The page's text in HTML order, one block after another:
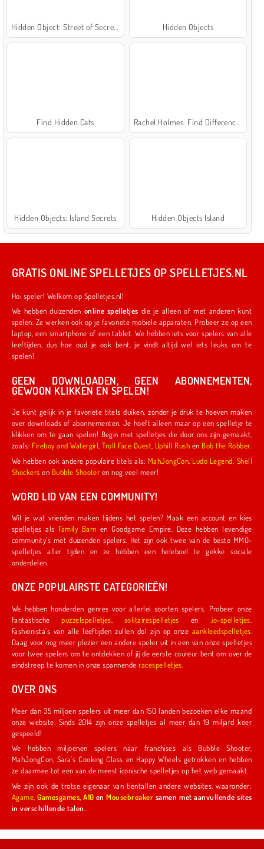
Hidden Objects
Find Hidden Cats
Hidden Objects: Island Secrets Hidden Objects Island
GRATIS ONLINE SPELLETJES OP SPELLETJES.NL
Hoi speler! Welkom op Spelletjes.nl!
We hebben duizenden online spelletjes die je alleen of met anderen kunt
spelen. Ze werken ook op je favoriete mobiele apparaten. Probeer ze op een
laptop, een smartphone of een tablet. We hebben iets voor spelers van alle
leeftijden, dus hoe oud je ook bent, je vindt altijd wel iets leuks om te
spelen!
GEEN DOWNLOADEN, GEEN ABONNEMENTEN,
GEWOON KLIKKEN EN SPELEN!
Je kunt gelijk in je favoriete titels duiken, zonder je druk te hoeven maken
over downloads of abonnementen. Je hoeft alleen maar op een spelletje te
klikken om te gaan spelen! Begin met spelletjes die door ons zijn gemaakt,
zoals:
Fireboy and Watergirl ,Troll Face Quest Uphill Rush en Bob the Robber
We hebben ook andere populaire titels als: MahJongCon Ludo Legend Shell
Shockers en Bubble Shooter en nog veel meer!
WORD LID VAN EEN COMMUNITY!
Wil je wat vrienden maken tijdens het spelen? Maak een account en kies
spelletjes als
Family Barn en Goodgame Empire. Deze hebben levendige
community's met duizenden spelers. Het zijn ook twee van de beste MMO-
spelletjes aller tijden en ze hebben een heleboel te gekke sociale
onderdelen.
ONZE POPULAIRSTE CATEGORIEËN!
We hebben honderden genres voor allerlei soorten spelers. Probeer onze
fantastischepuzzelspelletjes solitairespelletjes en .io-spelletjes
Fashionista's van alle leeftijden zullen dol zijn op onze aankleedspelletjes
Daag voor nog meer plezier een andere speler uit in een van onze spelletjes
voor twee spelers om te ontdekken of jij de eerste coureur bent om over de
eindstreep te komen in onze spannenderacespelletjes
OVER ONS
Meer dan 35 miljoen spelers uit meer dan 150 landen bezoeken elke maand
onze website. Sinds 2014 zijn onze spelletjes al meer dan 19 miljard keer
gespeeld!
We hebben miljoenen spelers naar franchises als Bubble Shooter,
MahJongCon, Sara's Cooking Class en Happy Wheels getrokken en hebben
ze daarmee tot een van de meest iconische spelletjes op het web gemaakt.
We zijn ook de trotse eigenaar van tientallen andere websites, waaronder:
Agame ,Gamesgames,A10 enMousebreaker samen met aanvullende sites
in verschillende talen.